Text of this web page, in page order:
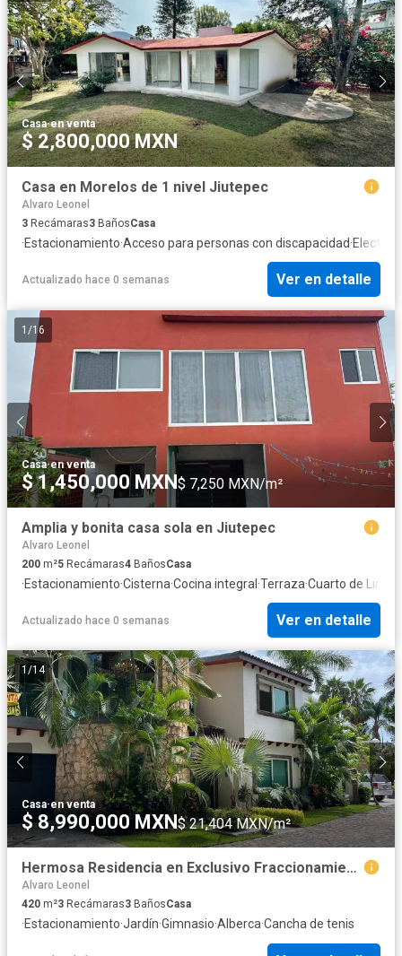
Casa·en venta
$ 2,800,000 MXN
Casa en Morelos de 1 nivel Jiutepec
Alvaro Leonel
3 Recámaras3 BañosCasa
·Estacionamiento·Acceso para personas con discapacidad·
Actualizado hace 0 semanas Ver en detalle
1 /16
Casa·en venta
$ 1,450,000 MXN$ 7,250 MXN/m²
Amplia y bonita casa sola en Jiutepec
Alvaro Leonel
200 m²5 Recámaras4 BañosCasa
·Estacionamiento·Cisterna·Cocina integral ·Terraza·Cuarto de
Actualizado hace 0 semanas Ver en detalle
1/14
Casa·en venta
$ 8,990,000 MXN$ 21,404 MXN/m²
Hermosa Residencia en Exclusivo Fraccionamiento Kloster Sumiya-Jiutepec Morelos
Alvaro Leonel
420 m²3 Recámaras3 BañosCasa
·Estacionamiento·Jardín·Gimnasio·Alberca·Cancha de tenis